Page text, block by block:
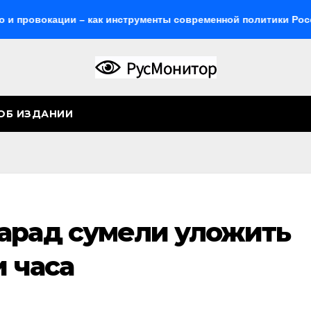
– как инструменты современной политики России
ИЗДАНИИ
сумели уложить
часа